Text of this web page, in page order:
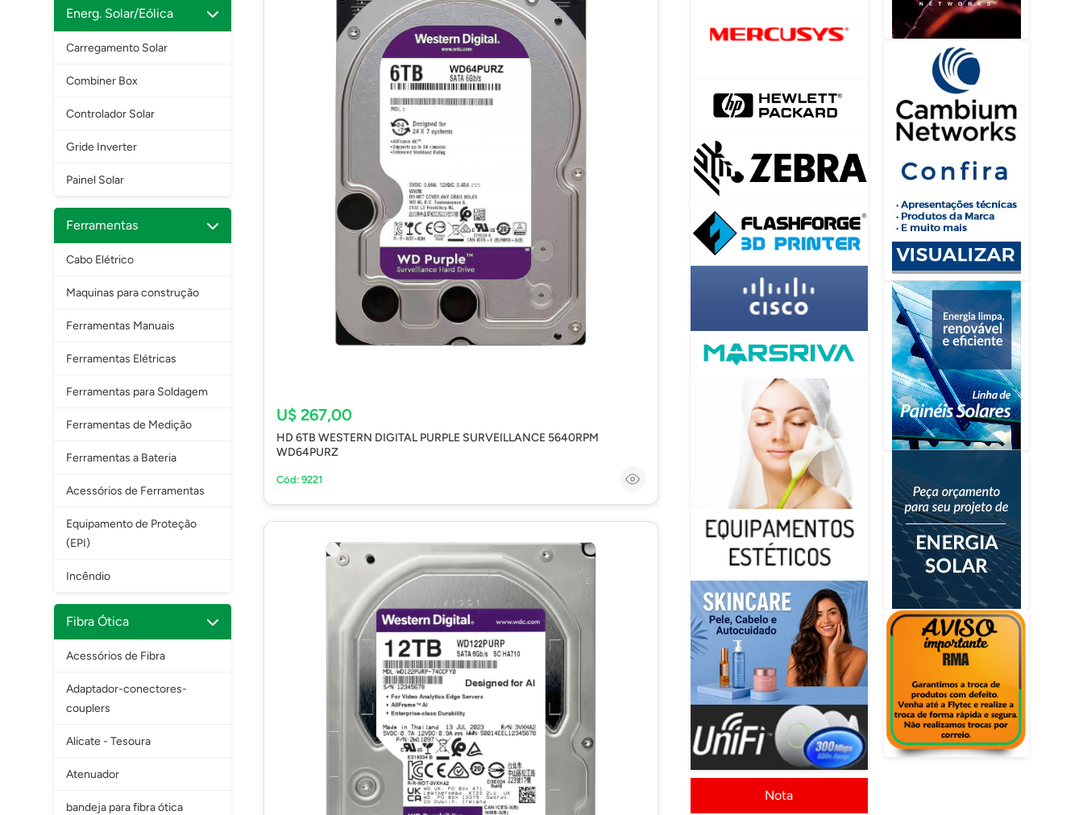
Energ. Solar/Eólica
Carregamento Solar
Combiner Box
Controlador Solar
Gride Inverter
Painel Solar
Ferramentas
Cabo Elétrico
Maquinas para construção
Ferramentas Manuais
Ferramentas Elétricas
Ferramentas para Soldagem
Ferramentas de Medição
Ferramentas a Bateria
Acessórios de Ferramentas
Equipamento de Proteção
(EPI)
Incêndio
Fibra Ótica
Acessórios de Fibra
Adaptador-conectores-
couplers
Alicate - Tesoura
Atenuador
bandeja para fibra ótica
U$ 267,00
HD 6TB WESTERN DIGITAL PURPLE SURVEILLANCE 5640RPM
WD64PURZ
Cód: 9221
Nota